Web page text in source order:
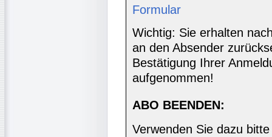
Formular
Wichtig: Sie erhalten
an den Absender
Bestätigung Ihrer
aufgenommen!
ABO BEENDEN:
Verwenden Sie dazu